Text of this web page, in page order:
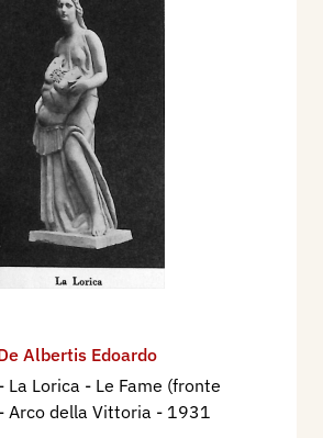
Albertis Edoardo
La Lorica - Le Fame (fronte
Arco della Vittoria - 1931